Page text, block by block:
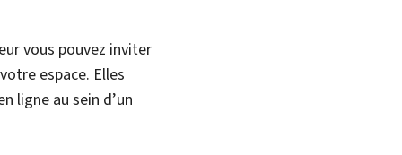
vous pouvez inviter
espace. Elles
ligne au sein d’un